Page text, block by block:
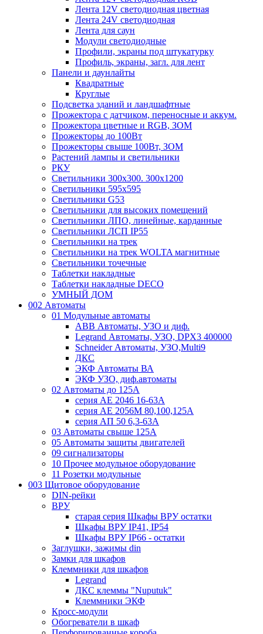
Лента 12V светодиодная цветная
Лента 24V светодиодная
Лента для саун
Модули светодиодные
Профили, экраны под штукатурку
Профиль, экраны, загл. для лент
Панели и даунлайты
Квадратные
Круглые
Подсветка зданий и ландшафтные
Прожектора с датчиком, переносные и аккум.
Прожектора цветные и RGB, ЗОМ
Прожекторы до 100Вт
Прожекторы свыше 100Вт, ЗОМ
Растений лампы и светильники
РКУ
Светильники 300х300. 300х1200
Светильники 595х595
Светильники G53
Светильники для высоких помещений
Светильники ЛПО, линейные, карданные
Светильники ЛСП IP55
Светильники на трек
Светильники на трек WOLTA магнитные
Светильники точечные
Таблетки накладные
Таблетки накладные DECO
УМНЫЙ ДОМ
002 Автоматы
01 Модульные автоматы
ABB Автоматы, УЗО и диф.
Legrand Автоматы, УЗО, DPX3 400000
Schneider Автоматы, УЗО,Multi9
ДКС
ЭКФ Автоматы ВА
ЭКФ УЗО, диф.автоматы
02 Автоматы до 125А
серия АЕ 2046 16-63А
серия АЕ 2056М 80,100,125А
серия АП 50 6,3-63А
03 Автоматы свыше 125А
05 Автоматы защиты двигателей
09 сигнализаторы
10 Прочее модульное оборудование
11 Розетки модульные
003 Щитовое оборудование
DIN-рейки
ВРУ
старая серия Шкафы ВРУ остатки
Шкафы ВРУ IP41, IP54
Шкафы ВРУ IP66 - остатки
Заглушки, зажимы din
Замки для шкафов
Клеммники для шкафов
Legrand
ДКС клеммы "Nuputuk"
Клеммники ЭКФ
Кросс-модули
Обогреватели в шкаф